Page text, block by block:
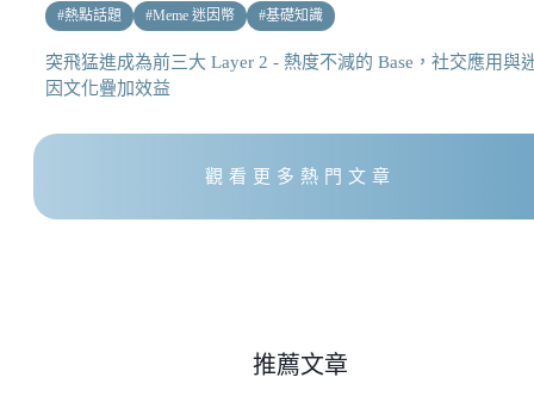
#熱點話題 #Meme 迷因幣 #基礎知識
突飛猛進成為前三大 Layer 2 - 熱度不減的 Base，社交應用與
因文化疊加效益
觀看更多熱門文章
推薦文章